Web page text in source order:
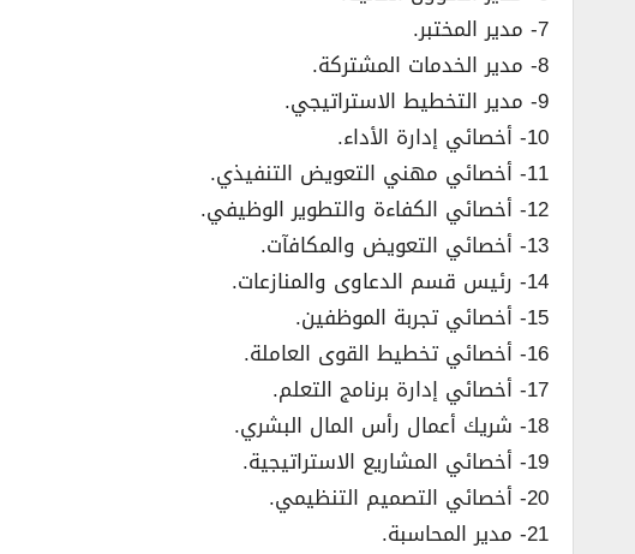
7- مدير المختبر.
8- مدير الخدمات المشتركة.
9- مدير التخطيط الاستراتيجي.
10- أخصائي إدارة الأداء.
11- أخصائي مهني التعويض التنفيذي.
12- أخصائي الكفاءة والتطوير الوظيفي.
13- أخصائي التعويض والمكافآت.
14- رئيس قسم الدعاوى والمنازعات.
15- أخصائي تجربة الموظفين.
16- أخصائي تخطيط القوى العاملة.
17- أخصائي إدارة برنامج التعلم.
18- شريك أعمال رأس المال البشري.
19- أخصائي المشاريع الاستراتيجية.
20- أخصائي التصميم التنظيمي.
21- مدير المحاسبة.